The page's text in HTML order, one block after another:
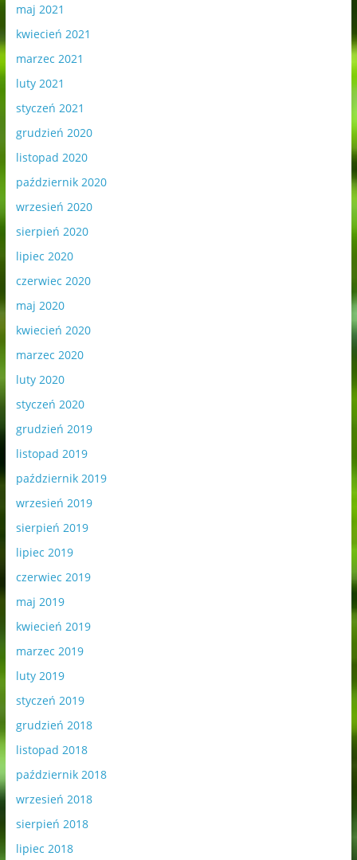
maj 2021
kwiecień 2021
marzec 2021
luty 2021
styczeń 2021
grudzień 2020
listopad 2020
październik 2020
wrzesień 2020
sierpień 2020
lipiec 2020
czerwiec 2020
maj 2020
kwiecień 2020
marzec 2020
luty 2020
styczeń 2020
grudzień 2019
listopad 2019
październik 2019
wrzesień 2019
sierpień 2019
lipiec 2019
czerwiec 2019
maj 2019
kwiecień 2019
marzec 2019
luty 2019
styczeń 2019
grudzień 2018
listopad 2018
październik 2018
wrzesień 2018
sierpień 2018
lipiec 2018